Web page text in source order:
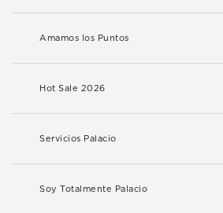
Amamos los Puntos
Hot Sale 2026
Servicios Palacio
Soy Totalmente Palacio